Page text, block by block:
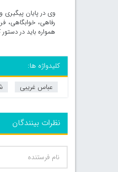
وی در پایان پیگیری
رفاهی، خوابگاهی،
همواره باید در دستور
کلیدواژه ها:
عباس غریبی
نظرات بینندگان